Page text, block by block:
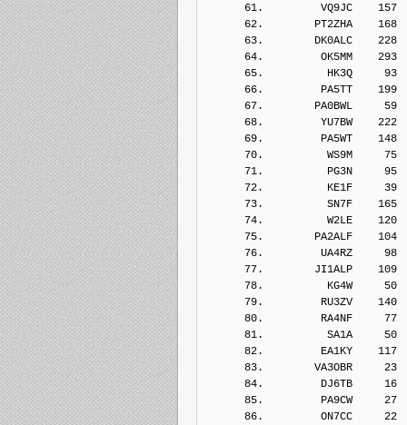
61.         VQ9JC    157
62.        PT2ZHA    168
63.        DK0ALC    228
64.         OK5MM    293
65.          HK3Q     93
66.         PA5TT    199
67.        PA0BWL     59
68.         YU7BW    222
69.         PA5WT    148
70.          WS9M     75
71.          PG3N     95
72.          KE1F     39
73.          SN7F    165
74.          W2LE    120
75.        PA2ALF    104
76.         UA4RZ     98
77.        JI1ALP    109
78.          KG4W     50
79.         RU3ZV    140
80.         RA4NF     77
81.          SA1A     50
82.         EA1KY    117
83.        VA3OBR     23
84.         DJ6TB     16
85.         PA9CW     27
86.         ON7CC     22